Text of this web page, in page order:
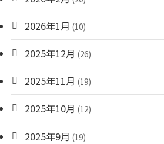
2026年1月 (10)
2025年12月 (26)
2025年11月 (19)
2025年10月 (12)
2025年9月 (19)